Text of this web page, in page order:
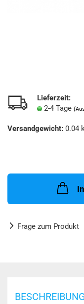
Lieferzeit:
2-4 Tage
Versandgewicht: 0.04
Frage zum Produkt